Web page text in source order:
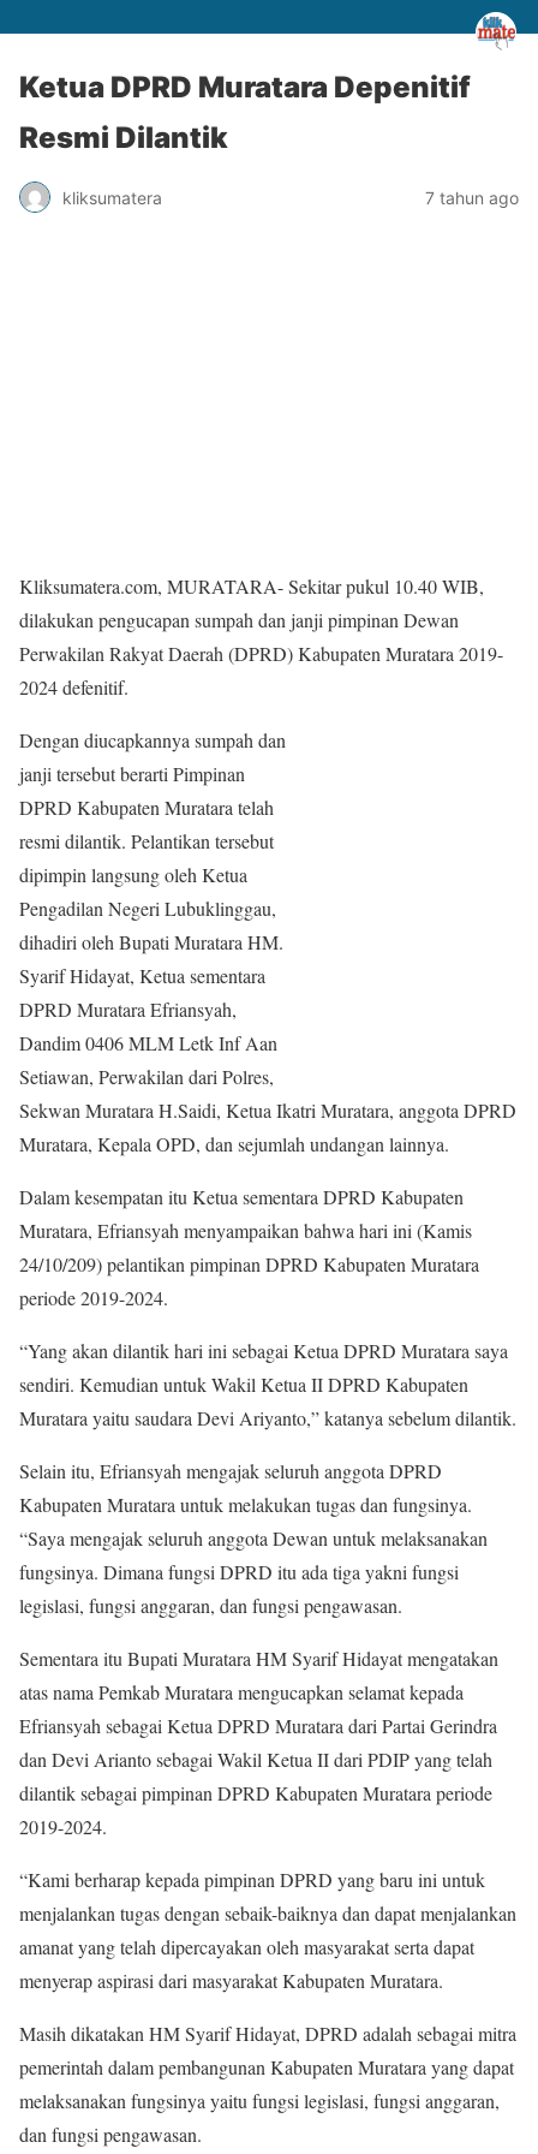
Ketua DPRD Muratara Depenitif
Resmi Dilantik
kliksumatera 7 tahun ago
Kliksumatera.com, MURATARA- Sekitar pukul 10.40 WIB,
dilakukan pengucapan sumpah dan janji pimpinan Dewan
Perwakilan Rakyat Daerah (DPRD) Kabupaten Muratara 2019-
2024 defenitif.
Dengan diucapkannya sumpah dan
janji tersebut berarti Pimpinan
DPRD Kabupaten Muratara telah
resmi dilantik. Pelantikan tersebut
dipimpin langsung oleh Ketua
Pengadilan Negeri Lubuklinggau,
dihadiri oleh Bupati Muratara HM.
Syarif Hidayat, Ketua sementara
DPRD Muratara Efriansyah,
Dandim 0406 MLM Letk Inf Aan
Setiawan, Perwakilan dari Polres,
Sekwan Muratara H.Saidi, Ketua Ikatri Muratara, anggota DPRD
Muratara, Kepala OPD, dan sejumlah undangan lainnya.
Dalam kesempatan itu Ketua sementara DPRD Kabupaten
Muratara, Efriansyah menyampaikan bahwa hari ini (Kamis
24/10/209) pelantikan pimpinan DPRD Kabupaten Muratara
periode 2019-2024.
“Yang akan dilantik hari ini sebagai Ketua DPRD Muratara saya
sendiri. Kemudian untuk Wakil Ketua II DPRD Kabupaten
Muratara yaitu saudara Devi Ariyanto,” katanya sebelum dilantik.
Selain itu, Efriansyah mengajak seluruh anggota DPRD
Kabupaten Muratara untuk melakukan tugas dan fungsinya.
“Saya mengajak seluruh anggota Dewan untuk melaksanakan
fungsinya. Dimana fungsi DPRD itu ada tiga yakni fungsi
legislasi, fungsi anggaran, dan fungsi pengawasan.
Sementara itu Bupati Muratara HM Syarif Hidayat mengatakan
atas nama Pemkab Muratara mengucapkan selamat kepada
Efriansyah sebagai Ketua DPRD Muratara dari Partai Gerindra
dan Devi Arianto sebagai Wakil Ketua II dari PDIP yang telah
dilantik sebagai pimpinan DPRD Kabupaten Muratara periode
2019-2024.
“Kami berharap kepada pimpinan DPRD yang baru ini untuk
menjalankan tugas dengan sebaik-baiknya dan dapat menjalankan
amanat yang telah dipercayakan oleh masyarakat serta dapat
menyerap aspirasi dari masyarakat Kabupaten Muratara.
Masih dikatakan HM Syarif Hidayat, DPRD adalah sebagai mitra
pemerintah dalam pembangunan Kabupaten Muratara yang dapat
melaksanakan fungsinya yaitu fungsi legislasi, fungsi anggaran,
dan fungsi pengawasan.